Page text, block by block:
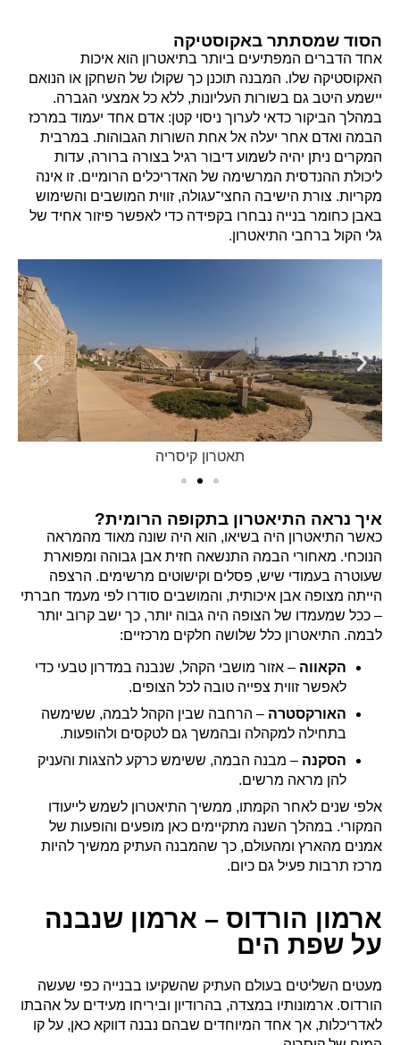
הסוד שמסתתר באקוסטיקה
אחד הדברים המפתיעים ביותר בתיאטרון הוא איכות
האקוסטיקה שלו. המבנה תוכנן כך שקולו של השחקן או הנואם
יישמע היטב גם בשורות העליונות, ללא כל אמצעי הגברה.
במהלך הביקור כדאי לערוך ניסוי קטן: אדם אחד יעמוד במרכז
הבמה ואדם אחר יעלה אל אחת השורות הגבוהות. במרבית
המקרים ניתן יהיה לשמוע דיבור רגיל בצורה ברורה, עדות
ליכולת ההנדסית המרשימה של האדריכלים הרומיים. זו אינה
מקריות. צורת הישיבה החצי־עגולה, זווית המושבים והשימוש
באבן כחומר בנייה נבחרו בקפידה כדי לאפשר פיזור אחיד של
גלי הקול ברחבי התיאטרון.
תאטרון קיסריה
איך נראה התיאטרון בתקופה הרומית?
כאשר התיאטרון היה בשיאו, הוא היה שונה מאוד מהמראה
הנוכחי. מאחורי הבמה התנשאה חזית אבן גבוהה ומפוארת
שעוטרה בעמודי שיש, פסלים וקישוטים מרשימים. הרצפה
הייתה מצופה אבן איכותית, והמושבים סודרו לפי מעמד חברתי
– ככל שמעמדו של הצופה היה גבוה יותר, כך ישב קרוב יותר
לבמה. התיאטרון כלל שלושה חלקים מרכזיים:
הקאווה – אזור מושבי הקהל, שנבנה במדרון טבעי כדי
לאפשר זווית צפייה טובה לכל הצופים.
האורקסטרה – הרחבה שבין הקהל לבמה, ששימשה
בתחילה למקהלה ובהמשך גם לטקסים ולהופעות.
הסקנה – מבנה הבמה, ששימש כרקע להצגות והעניק
להן מראה מרשים.
אלפי שנים לאחר הקמתו, ממשיך התיאטרון לשמש לייעודו
המקורי. במהלך השנה מתקיימים כאן מופעים והופעות של
אמנים מהארץ ומהעולם, כך שהמבנה העתיק ממשיך להיות
מרכז תרבות פעיל גם כיום.
ארמון הורדוס – ארמון שנבנה
על שפת הים
מעטים השליטים בעולם העתיק שהשקיעו בבנייה כפי שעשה
הורדוס. ארמונותיו במצדה, בהרודיון וביריחו מעידים על אהבתו
לאדריכלות, אך אחד המיוחדים שבהם נבנה דווקא כאן, על קו